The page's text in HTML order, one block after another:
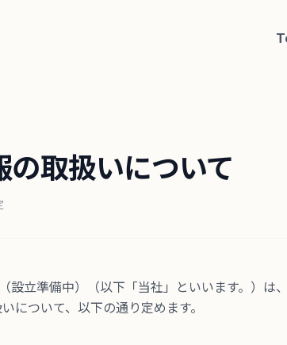
の取扱いについて
設立準備中）（以下「当社」といいます。）は
について、以下の通り定めます。